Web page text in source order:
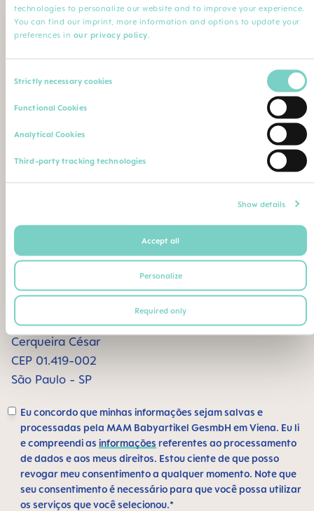
technologies to personalize our website and to improve your experience.
You can find our imprint, more information and options to update your
preferences in our privacy policy.
Strictly necessary cookies
Functional Cookies
Analytical Cookies
Third-party tracking technologies
Show details
Accept all
Personalize
Required only
Minha Profissão
Profissão* Especialização
Faça o upload de sua qualificação profissional (diploma,
certificado de conclusão de curso, carteira de identidade
Ou envie seu comprovante de qualificação como
segue para o seguinte endereço postal ou e-mail:
BEBE SAUDE LTDA | CNPJ 02.729.687/0001-26
Alameda Santos, 1165 sala 1009
Cerqueira César
CEP 01.419-002
São Paulo - SP
Eu concordo que minhas informações sejam salvas e
processadas pela MAM Babyartikel GesmbH em Viena. Eu li
e compreendi as informações referentes ao processamento
de dados e aos meus direitos. Estou ciente de que posso
revogar meu consentimento a qualquer momento. Note que
seu consentimento é necessário para que você possa utilizar
os serviços que você selecionou.*